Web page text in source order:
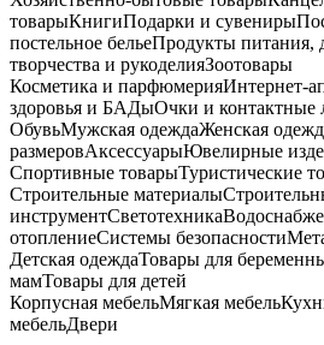
товарыКнигиПодарки и сувениры
постельное бельеПродукты питания,
творчества и рукоделияЗоотовары
Косметика и парфюмерияИнтернет-
здоровья и БАДыОчки и контактные
ОбувьМужская одеждаЖенская
размеровАксессуарыЮвелирные
Спортивные товарыТуристические
Строительные материалы
инструментСветотехника
отоплениеСистемы безопасности
Детская одеждаТовары для
мамТовары для детей
Корпусная мебельМягкая мебель
мебельДвери